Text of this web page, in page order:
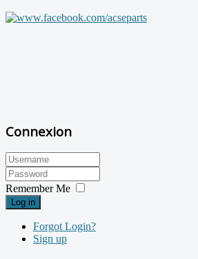
Connexion
Remember Me
Log in
Forgot Login?
Sign up